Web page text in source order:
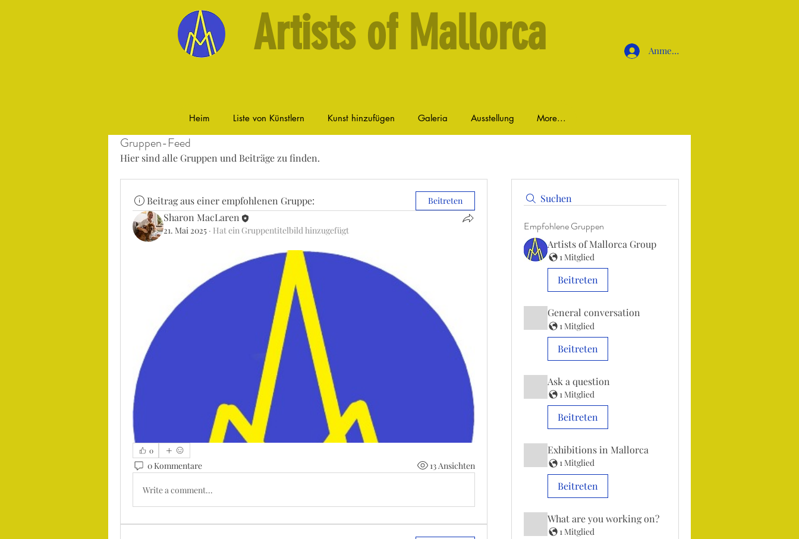
Artists of Mallorca Anmelden
Heim Liste von Künstlern Kunst hinzufügen Galeria Ausstellung More...
Gruppen-Feed
Hier sind alle Gruppen und Beiträge zu finden.
Suchen
Empfohlene Gruppen
Artists of Mallorca Group
1 Mitglied
Beitreten
General conversation
1 Mitglied
Beitreten
Ask a question
1 Mitglied
Beitreten
Exhibitions in Mallorca
1 Mitglied
Beitreten
What are you working on?
1 Mitglied
Beitrag aus einer empfohlenen Gruppe: Beitreten
Sharon MacLaren
21. Mai 2025 · Hat ein Gruppentitelbild hinzugefügt
0
0 Kommentare 13 Ansichten
Write a comment...